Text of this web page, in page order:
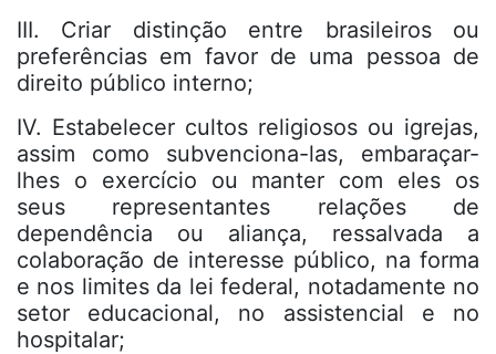
III. Criar distinção entre brasileiros ou
preferências em favor de uma pessoa de
direito público interno;
IV. Estabelecer cultos religiosos ou igrejas,
assim como subvenciona-las, embaraçar-
lhes o exercício ou manter com eles os
seus representantes relações de
dependência ou aliança, ressalvada a
colaboração de interesse público, na forma
e nos limites da lei federal, notadamente no
setor educacional, no assistencial e no
hospitalar;